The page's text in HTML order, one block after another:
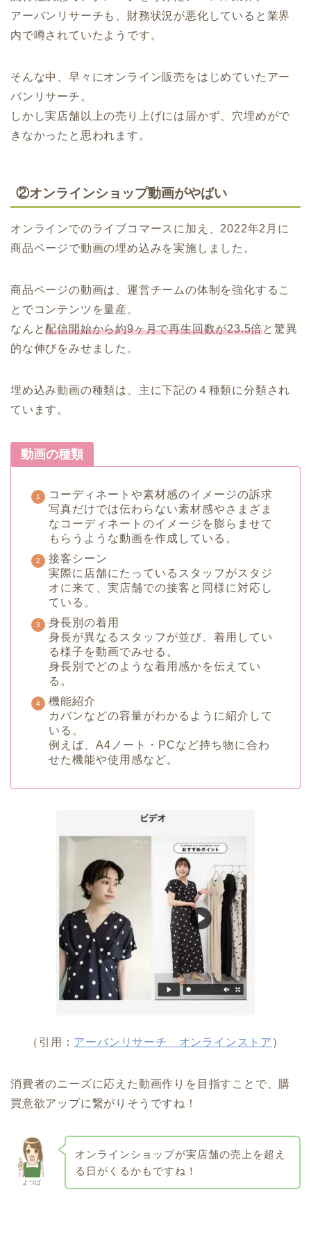
アーバンリサーチも、財務状況が悪化していると業界
内で噂されていたようです。
そんな中、早々にオンライン販売をはじめていたアー
バンリサーチ。
しかし実店舗以上の売り上げには届かず、穴埋めがで
きなかったと思われます。
②オンラインショップ動画がやばい
オンラインでのライブコマースに加え、2022年2月に
商品ページで動画の埋め込みを実施しました。
商品ページの動画は、運営チームの体制を強化するこ
とでコンテンツを量産。
なんと配信開始から約9ヶ月で再生回数が23.5倍と驚異
的な伸びをみせました。
埋め込み動画の種類は、 主に下記の４種類に分類され
ています。
動画の種類
コーディネートや素材感のイメージの訴求
写真だけでは伝わらない素材感やさまざま
なコーディネートのイメージを膨らませて
もらうような動画を作成している。
接客シーン
実際に店舗にたっているスタッフがスタジ
オに来て、実店舗での接客と同様に対応し
ている。
身長別の着用
身長が異なるスタッフが並び、着用してい
る様子を動画でみせる。
身長別でどのような着用感かを伝えてい
る。
機能紹介
カバンなどの容量がわかるように紹介して
いる。
例えば、A4ノート・PCなど持ち物に合わ
せた機能や使用感など。
（引用： アーバンリサーチ オンラインストア ）
消費者のニーズに応えた動画作りを目指すことで、購
買意欲アップに繋がりそうですね！
よつば
オンラインショップが実店舗の売上を超え
る日がくるかもですね！